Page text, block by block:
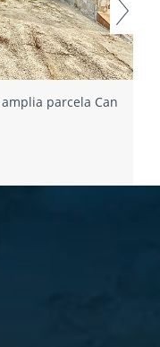
parcela Can